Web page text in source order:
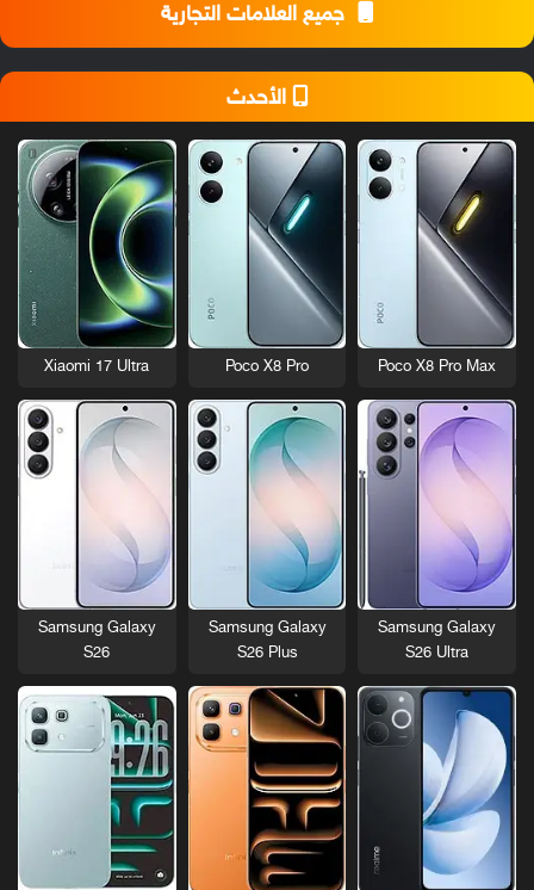
جميع العلامات التجارية
الأحدث
Poco X8 Pro Max
Poco X8 Pro
Xiaomi 17 Ultra
Samsung Galaxy
S26 Ultra
Samsung Galaxy
S26 Plus
Samsung Galaxy
S26